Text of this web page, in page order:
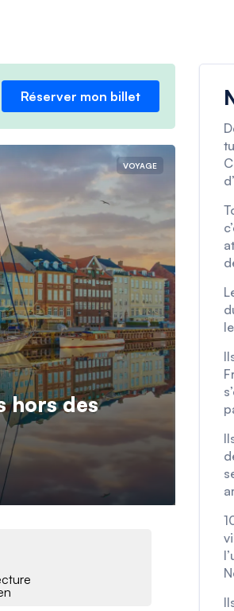
Réserver mon billet
VOYAGE
hors des